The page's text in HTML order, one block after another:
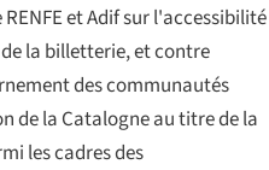
et Adif sur l'accessibilité
la billetterie, et contre
des communautés
de la Catalogne au titre de la
les cadres des